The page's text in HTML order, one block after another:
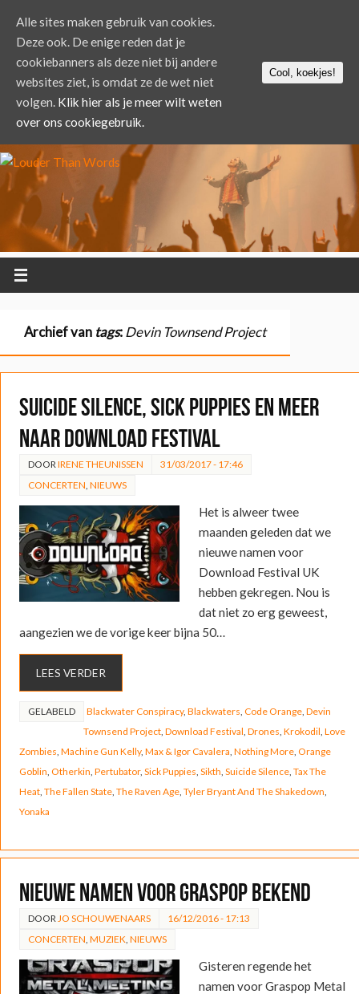
Archief van tags:Devin Townsend Project
Suicide Silence, Sick Puppies en meer
naar Download Festival
DOOR IRENE THEUNISSEN
31/03/2017 - 17:46
CONCERTEN NIEUWS
Het is alweer twee
maanden geleden dat we
nieuwe namen voor
Download Festival UK
hebben gekregen. Nou is
dat niet zo erg geweest,
aangezien we de vorige keer bijna 50…
LEES VERDER
GELABELD Blackwater Conspiracy, Blackwaters Code Orange, Devin
Townsend Project, Download Festival Drones Krokodil Love
Zombies Machine Gun Kelly, Max & Igor Cavalera Nothing More, Orange
Goblin Otherkin Pertubator, Sick Puppies Sikth Suicide Silence, Tax The
Heat, The Fallen State, The Raven Age, Tyler Bryant And The Shakedown
Yonaka
Nieuwe namen voor Graspop bekend
DOOR JO SCHOUWENAARS
16/12/2016 - 17:13
CONCERTEN MUZIEK NIEUWS
Gisteren regende het
namen voor Graspop Metal
Alle sites maken gebruik van cookies.
Deze ook. De enige reden dat je
cookiebanners als deze niet bij andere
websites ziet, is omdat ze de wet niet
volgen. Klik hier als je meer wilt weten
over ons cookiegebruik.
Cool, koekjes!